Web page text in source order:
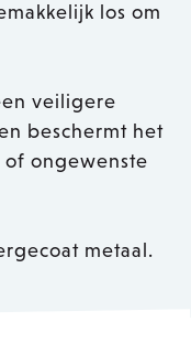
los om
veiligere
beschermt het
ongewenste
metaal.